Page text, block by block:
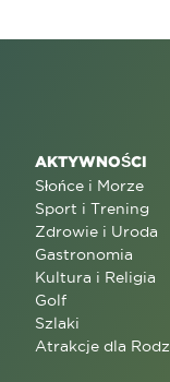
AKTYWNOŚCI
Słońce i Morze
Sport i Trening
Zdrowie i Uroda
Gastronomia
Kultura i Religia
Golf
Szlaki
Atrakcje dla